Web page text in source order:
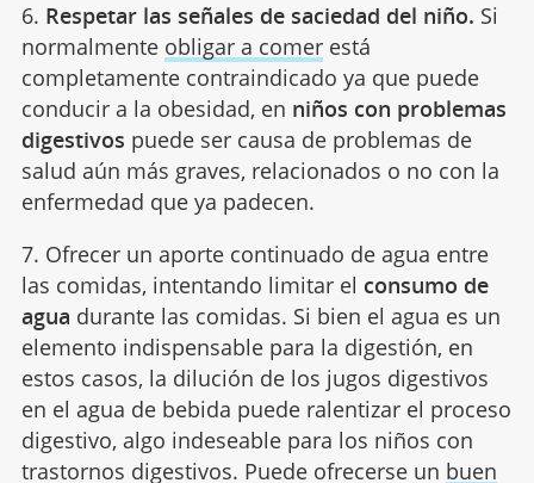
6. Respetar las señales de saciedad del niño. Si
normalmente obligar a comerestá
completamente contraindicado ya que puede
conducir a la obesidad, en niños con problemas
digestivos puede ser causa de problemas de
salud aún más graves, relacionados o no con la
enfermedad que ya padecen.
7. Ofrecer un aporte continuado de agua entre
las comidas, intentando limitar el consumo de
agua durante las comidas. Si bien el agua es un
elemento indispensable para la digestión, en
estos casos, la dilución de los jugos digestivos
en el agua de bebida puede ralentizar el proceso
digestivo, algo indeseable para los niños con
trastornos digestivos. Puede ofrecerse un buen